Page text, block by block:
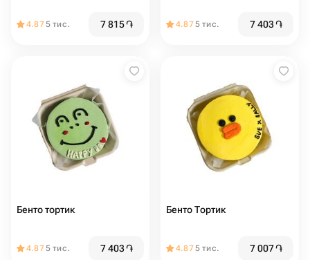
4.875 тис. 7 815֏ 4.875 тис. 7 403֏
Бенто тортик
4.875 тис. 7 403֏
Бенто Тортик
4.875 тис. 7 007֏